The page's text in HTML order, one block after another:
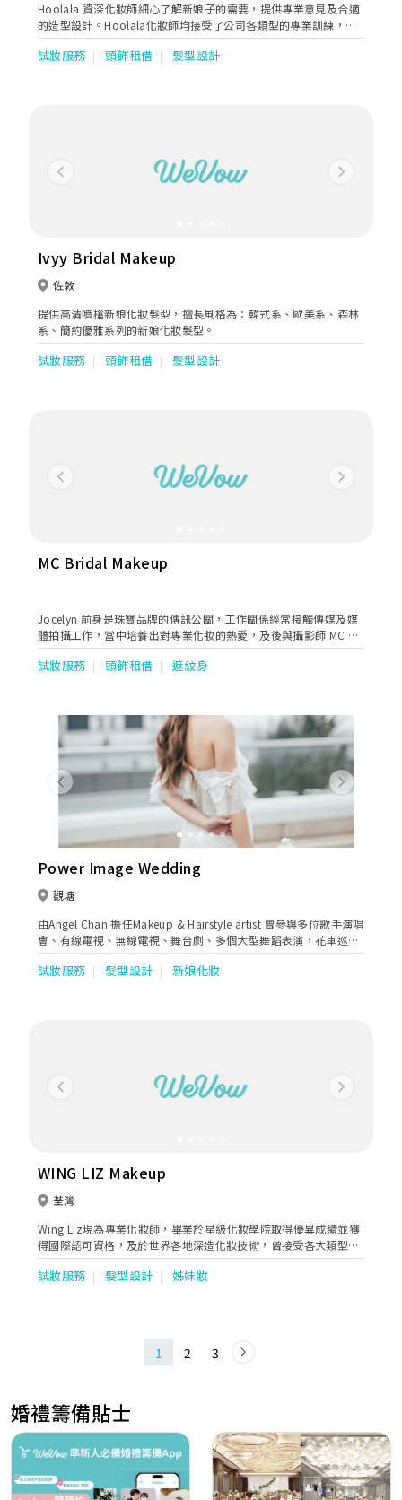
Hoolala 資深化妝師細心了解新娘子的需要，提供專業意見及合適
的造型設計。Hoolala化妝師均接受了公司各類型的專業訓練，確
保為新人提供統一專業水平及風格，Signature的化妝髮型自然得
心應手。
試妝服務 頭飾租借 髮型設計
Previous Next
Ivyy Bridal Makeup
佐敦
提供高清噴槍新娘化妝髮型，擅長風格為：韓式系、歐美系、森林
系、簡約優雅系列的新娘化妝髮型。
試妝服務 頭飾租借 髮型設計
Previous Next
MC Bridal Makeup
Jocelyn 前身是珠寶品牌的傳訊公關，工作關係經常接觸傳媒及媒
體拍攝工作，當中培養出對專業化妝的熱愛，及後與攝影師 MC 創
立 MCPHOTOGRAPHY 及 MC BRIDAL MAKEUP。
試妝服務 頭飾租借 遮紋身
Previous Next
Power Image Wedding
觀塘
由Angel Chan 擔任Makeup & Hairstyle artist 曾參與多位歌手演唱
會、有線電視、無線電視、舞台劇、多個大型舞蹈表演，花車巡遊
及雜誌擔任藝人化妝及髮型設計。
試妝服務 髮型設計 新娘化妝
Previous Next
WING LIZ Makeup
荃灣
Wing Liz現為專業化妝師，畢業於星級化妝學院取得優異成績並獲
得國際認可資格，及於世界各地深造化妝技術，曾接受各大類型品
牌化妝工作、媒體及fashion show等，主張妝容清雅透薄自然，善
長日式透明感底妝，對潮流時尚擁有獨特觸角，並融入於新娘造型
試妝服務 髮型設計 姊妹妝
1 2 3
婚禮籌備貼士